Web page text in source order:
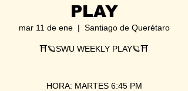
PLAY
mar 11 de ene
  |
Santiago de Querétaro
⛩🪐SWU WEEKLY PLAY🪐⛩
HORA: MARTES 6:45 PM